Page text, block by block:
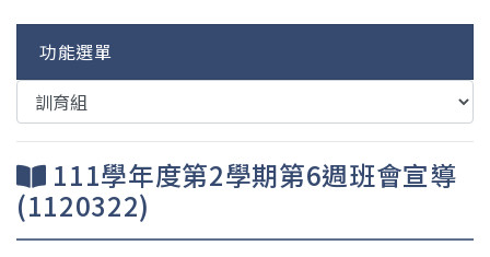
功能選單
111學年度第2學期第6週班會宣導
(1120322)